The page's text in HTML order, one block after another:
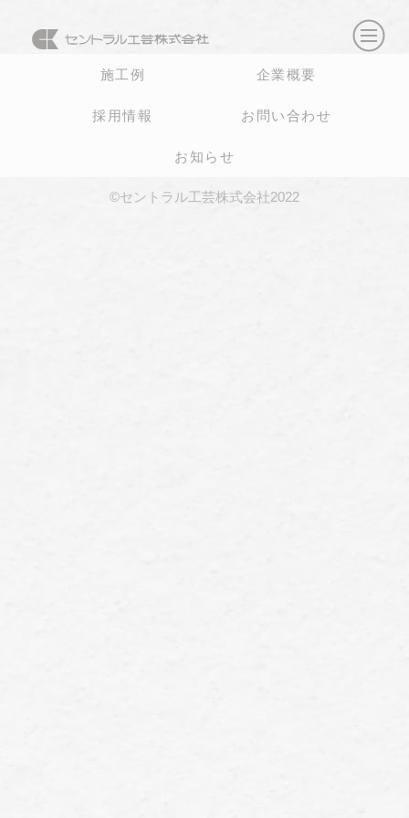
施工例 企業概要
採用情報 お問い合わせ
お知らせ
©セントラル工芸株式会社2022